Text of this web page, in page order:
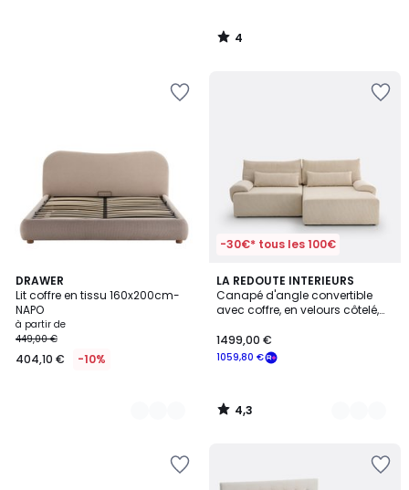
4
/
DRAWER
Lit coffre en tissu 160x200cm-
NAPO
à partir de
449,00 €
404,10 € -10%
2
Couleurs
-30€* tous les 100€
LA REDOUTE INTERIEURS
Canapé d'angle convertible
avec coffre, en velours côtelé,
1059,80 €
1499,00 €
4,3
/ 5
7
Couleurs
4,3
/